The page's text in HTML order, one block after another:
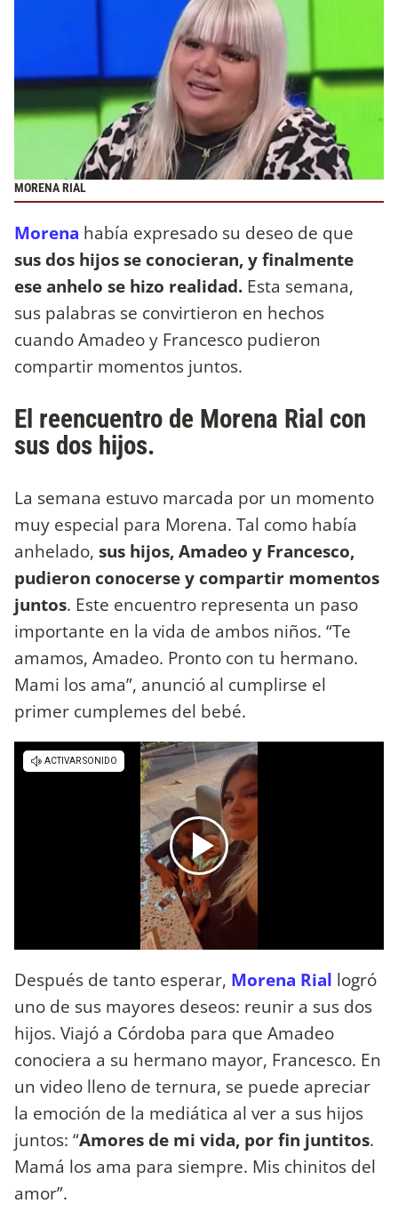
MORENA RIAL
Morena había expresado su deseo de que
sus dos hijos se conocieran, y finalmente
ese anhelo se hizo realidad. Esta semana,
sus palabras se convirtieron en hechos
cuando Amadeo y Francesco pudieron
compartir momentos juntos.
El reencuentro de Morena Rial con
sus dos hijos.
La semana estuvo marcada por un momento
muy especial para Morena. Tal como había
anhelado, sus hijos, Amadeo y Francesco,
pudieron conocerse y compartir momentos
juntos. Este encuentro representa un paso
importante en la vida de ambos niños. “Te
amamos, Amadeo. Pronto con tu hermano.
Mami los ama”, anunció al cumplirse el
primer cumplemes del bebé.
Después de tanto esperar, Morena Rial logró
uno de sus mayores deseos: reunir a sus dos
hijos. Viajó a Córdoba para que Amadeo
conociera a su hermano mayor, Francesco. En
un video lleno de ternura, se puede apreciar
la emoción de la mediática al ver a sus hijos
juntos: “Amores de mi vida, por fin juntitos.
Mamá los ama para siempre. Mis chinitos del
amor”.